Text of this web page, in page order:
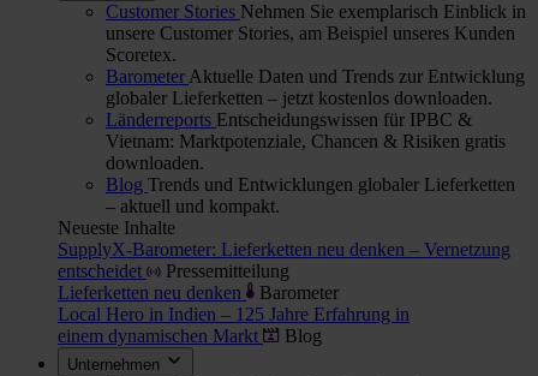
Customer Stories Nehmen Sie exemplarisch Einblick in
unsere Customer Stories, am Beispiel unseres Kunden
Scoretex.
Barometer Aktuelle Daten und Trends zur Entwicklung
globaler Lieferketten – jetzt kostenlos downloaden.
Länderreports Entscheidungswissen für IPBC &
Vietnam: Marktpotenziale, Chancen & Risiken gratis
downloaden.
Blog Trends und Entwicklungen globaler Lieferketten
– aktuell und kompakt.
Neueste Inhalte
SupplyX-Barometer: Lieferketten neu denken – Vernetzung
entscheidet
Pressemitteilung
Lieferketten neu denken
Barometer
Local Hero in Indien – 125 Jahre Erfahrung in
einem dynamischen Markt
Blog
Unternehmen